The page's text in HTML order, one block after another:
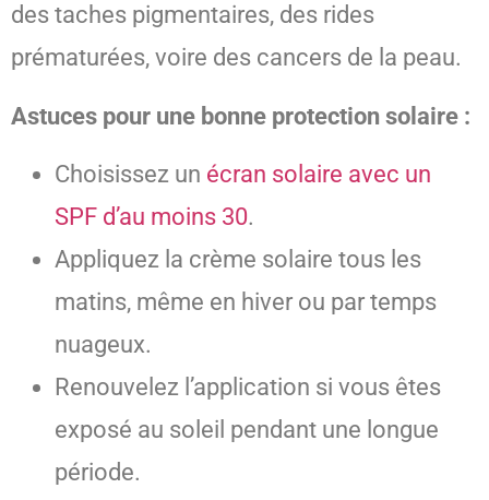
des taches pigmentaires, des rides
prématurées, voire des cancers de la peau.
Astuces pour une bonne protection solaire :
Choisissez un écran solaire avec un
SPF d’au moins 30.
Appliquez la crème solaire tous les
matins, même en hiver ou par temps
nuageux.
Renouvelez l’application si vous êtes
exposé au soleil pendant une longue
période.